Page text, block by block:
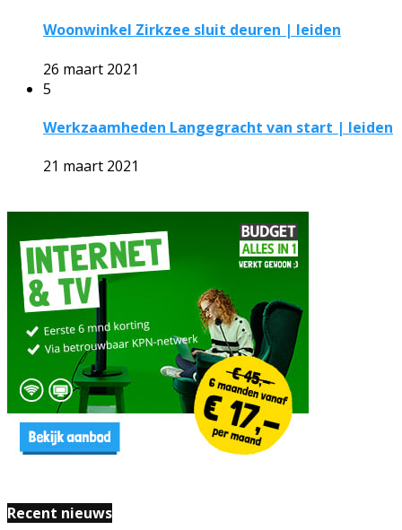
Woonwinkel Zirkzee sluit deuren | leiden
26 maart 2021
5
Werkzaamheden Langegracht van start | leiden
21 maart 2021
Recent nieuws